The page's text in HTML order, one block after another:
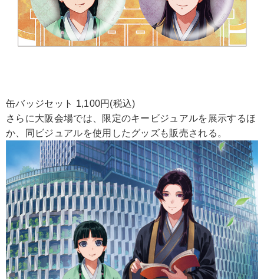
缶バッジセット 1,100円(税込)
さらに大阪会場では、限定のキービジュアルを展示するほ
か、同ビジュアルを使用したグッズも販売される。